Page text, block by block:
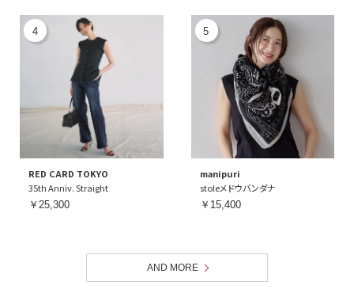
RED CARD TOKYO
35th Anniv. Straight
￥25,300
manipuri
stoleメドウバンダナ
￥15,400
AND MORE